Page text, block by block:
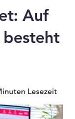
Auf
besteht
Lesezeit